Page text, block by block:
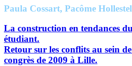
Paula Cossart, Pacôme
La construction en tendances
étudiant.
Retour sur les conflits au sein
congrès de 2009 à Lille.